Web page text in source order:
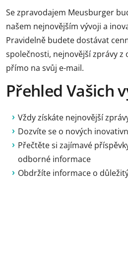
Se zpravodajem Meusburger
našem nejnovějším vývoji a
Pravidelně budete dostávat
společnosti, nejnovější zprávy
přímo na svůj e-mail.
Přehled Vašich
Vždy získáte nejnovější
Dozvíte se o nových
Přečtěte si zajímavé
odborné informace
Obdržíte informace o